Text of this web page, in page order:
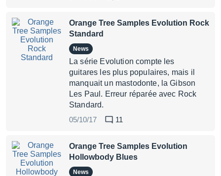
Orange Tree Samples Evolution Rock
Standard
News
La série Evolution compte les
guitares les plus populaires, mais il
manquait un mastodonte, la Gibson
Les Paul. Erreur réparée avec Rock
Standard.
05/10/17
11
Orange Tree Samples Evolution
Hollowbody Blues
News